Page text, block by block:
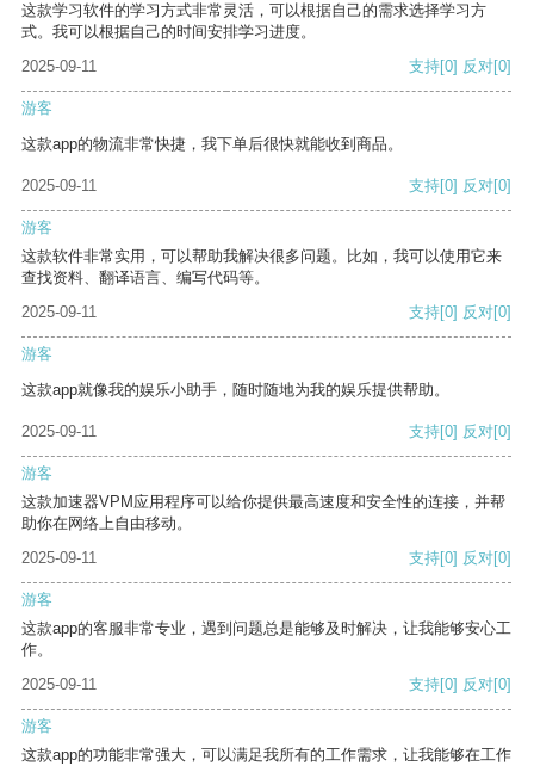
这款学习软件的学习方式非常灵活，可以根据自己的需求选择学习方
式。我可以根据自己的时间安排学习进度。
2025-09-11
支持[0] 反对[0]
游客
这款app的物流非常快捷，我下单后很快就能收到商品。
2025-09-11 支持[0] 反对[0]
游客
这款软件非常实用，可以帮助我解决很多问题。比如，我可以使用它来
查找资料、翻译语言、编写代码等。
2025-09-11
支持[0] 反对[0]
游客
这款app就像我的娱乐小助手，随时随地为我的娱乐提供帮助。
2025-09-11 支持[0] 反对[0]
游客
这款加速器VPM应用程序可以给你提供最高速度和安全性的连接，并帮
助你在网络上自由移动。
2025-09-11
支持[0] 反对[0]
游客
这款app的客服非常专业，遇到问题总是能够及时解决，让我能够安心工
作。
2025-09-11
支持[0] 反对[0]
游客
这款app的功能非常强大，可以满足我所有的工作需求，让我能够在工作